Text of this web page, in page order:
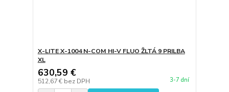
X-LITE X-1004 N-COM HI-V FLUO ŽLTÁ 9 PRILBA
XL
630,59 €
512,67 € bez DPH 3-7 dní